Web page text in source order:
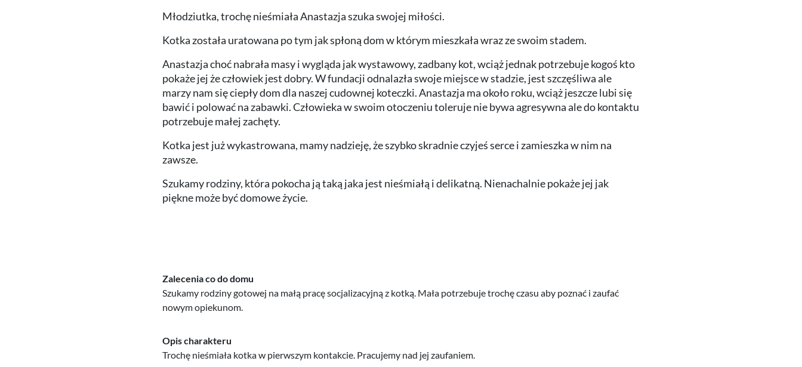
Młodziutka, trochę nieśmiała Anastazja szuka swojej miłości.
Kotka została uratowana po tym jak spłoną dom w którym mieszkała wraz ze swoim stadem.
Anastazja choć nabrała masy i wygląda jak wystawowy, zadbany kot, wciąż jednak potrzebuje kogoś kto
pokaże jej że człowiek jest dobry. W fundacji odnalazła swoje miejsce w stadzie, jest szczęśliwa ale
marzy nam się ciepły dom dla naszej cudownej koteczki. Anastazja ma około roku, wciąż jeszcze lubi się
bawić i polować na zabawki. Człowieka w swoim otoczeniu toleruje nie bywa agresywna ale do kontaktu
potrzebuje małej zachęty.
Kotka jest już wykastrowana, mamy nadzieję, że szybko skradnie czyjeś serce i zamieszka w nim na
zawsze.
Szukamy rodziny, która pokocha ją taką jaka jest nieśmiałą i delikatną. Nienachalnie pokaże jej jak
piękne może być domowe życie.
Zalecenia co do domu
Szukamy rodziny gotowej na małą pracę socjalizacyjną z kotką. Mała potrzebuje trochę czasu aby poznać i zaufać
nowym opiekunom.
Opis charakteru
Trochę nieśmiała kotka w pierwszym kontakcie. Pracujemy nad jej zaufaniem.